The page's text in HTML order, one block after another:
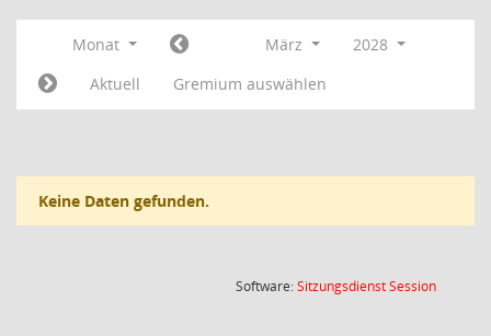
Monat März
2028
Aktuell
Gremium auswählen
Keine Daten gefunden.
Software:SitzungsdienstSession(Wird in